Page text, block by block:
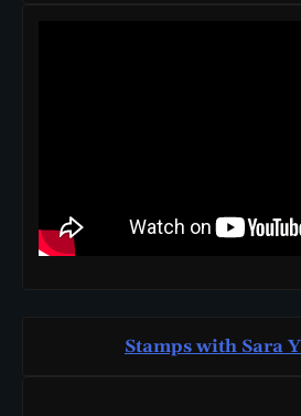
Stamps with Sara